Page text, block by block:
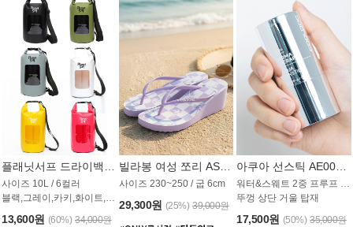
사이즈 10L / 6컬러
블랙,그레이,카키,화이트,옐로우,핑크
13,600원 (60%) 34,000원
사이즈 230~250 / 굽 6cm
29,300원 (25%) 39,000원
워터&스웨트 2중 프루프 / SPF 50+
뚜껑 상단 거울 탑재
17,500원 (50%) 35,000원